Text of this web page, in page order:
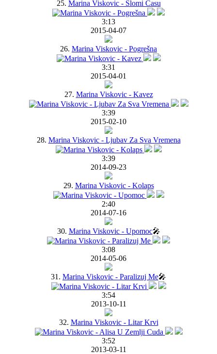
25. Marina Viskovic - Slomi Casu
3:13
2015-04-07
26. Marina Viskovic - Pogrešna
3:31
2015-04-01
27. Marina Viskovic - Kavez
3:39
2015-02-10
28. Marina Viskovic - Ljubav Za Sva Vremena
3:39
2014-09-23
29. Marina Viskovic - Kolaps
2:40
2014-07-16
30. Marina Viskovic - Upomoc🎤
3:08
2014-05-06
31. Marina Viskovic - Paralizuj Me🎤
3:54
2013-10-11
32. Marina Viskovic - Litar Krvi
3:52
2013-03-11